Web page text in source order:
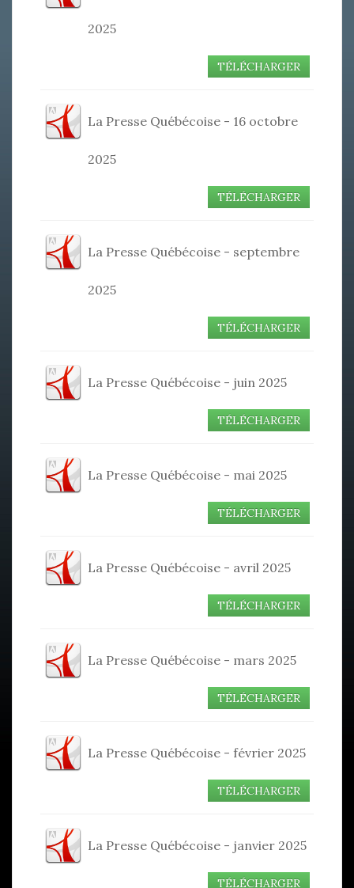
2025
TÉLÉCHARGER
La Presse Québécoise - 16 octobre
2025
TÉLÉCHARGER
La Presse Québécoise - septembre
2025
TÉLÉCHARGER
La Presse Québécoise - juin 2025
TÉLÉCHARGER
La Presse Québécoise - mai 2025
TÉLÉCHARGER
La Presse Québécoise - avril 2025
TÉLÉCHARGER
La Presse Québécoise - mars 2025
TÉLÉCHARGER
La Presse Québécoise - février 2025
TÉLÉCHARGER
La Presse Québécoise - janvier 2025
TÉLÉCHARGER